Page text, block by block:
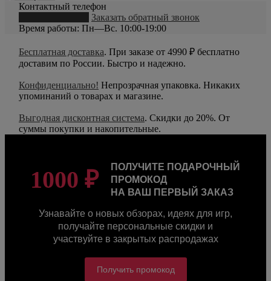
Контактный телефон
Заказать обратный звонок
Время работы: Пн—Вс. 10:00-19:00
Бесплатная доставка. При заказе от 4990 ₽ бесплатно
доставим по России. Быстро и надежно.
Конфиденциально! Непрозрачная упаковка. Никаких
упоминаний о товарах и магазине.
Выгодная дисконтная система. Скидки до 20%. От
суммы покупки и накопительные.
1000 ₽
ПОЛУЧИТЕ ПОДАРОЧНЫЙ
ПРОМОКОД
НА ВАШ ПЕРВЫЙ ЗАКАЗ
Узнавайте о новых обзорах, идеях для игр,
получайте персональные скидки и
участвуйте в закрытых распродажах
Получить промокод